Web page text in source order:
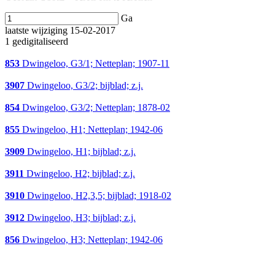
Ga
laatste wijziging 15-02-2017
1 gedigitaliseerd
853 Dwingeloo, G3/1; Netteplan; 1907-11
3907 Dwingeloo, G3/2; bijblad; z.j.
854 Dwingeloo, G3/2; Netteplan; 1878-02
855 Dwingeloo, H1; Netteplan; 1942-06
3909 Dwingeloo, H1; bijblad; z.j.
3911 Dwingeloo, H2; bijblad; z.j.
3910 Dwingeloo, H2,3,5; bijblad; 1918-02
3912 Dwingeloo, H3; bijblad; z.j.
856 Dwingeloo, H3; Netteplan; 1942-06